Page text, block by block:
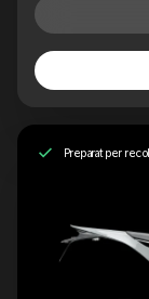
Preparat per